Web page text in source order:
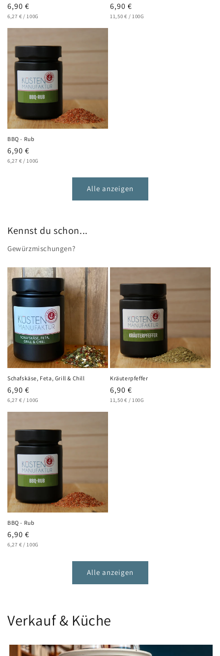
Normaler
Preis
6,90 €
GRUNDPREIS
6,27 € / PRO
100G
Normaler
Preis
6,90 €
GRUNDPREIS
11,50 € / PRO
100G
BBQ - Rub
Normaler
Preis
6,90 €
GRUNDPREIS
6,27 € / PRO
100G
Alle anzeigen
Kennst du schon...
Gewürzmischungen?
Schafskäse, Feta, Grill & Chill
Normaler
Preis
6,90 €
GRUNDPREIS
6,27 € / PRO
100G
Kräuterpfeffer
Normaler
Preis
6,90 €
GRUNDPREIS
11,50 € / PRO
100G
BBQ - Rub
Normaler
Preis
6,90 €
GRUNDPREIS
6,27 € / PRO
100G
Alle anzeigen
Verkauf & Küche